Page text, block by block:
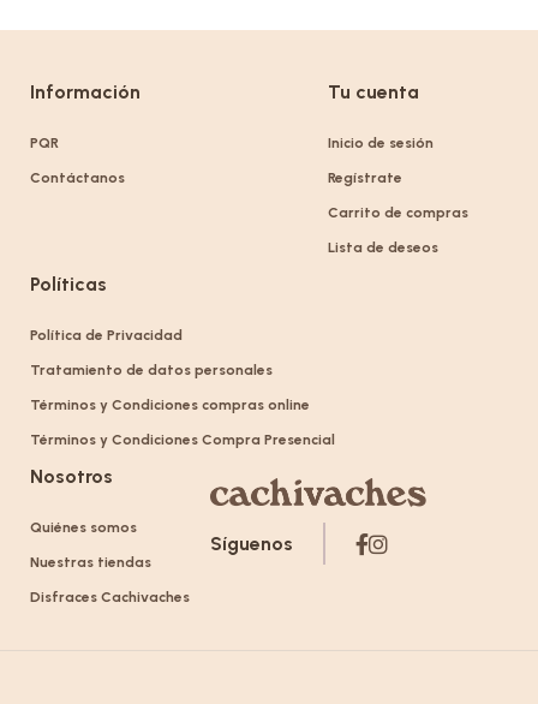
Información
PQR
Contáctanos
Tu cuenta
Inicio de sesión
Regístrate
Carrito de compras
Lista de deseos
Políticas
Política de Privacidad
Tratamiento de datos personales
Términos y Condiciones compras online
Términos y Condiciones Compra Presencial
Nosotros
Quiénes somos
Nuestras tiendas
Disfraces Cachivaches
Síguenos